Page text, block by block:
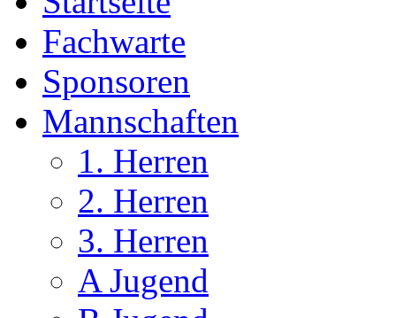
Fachwarte
Sponsoren
Mannschaften
1. Herren
2. Herren
3. Herren
A Jugend